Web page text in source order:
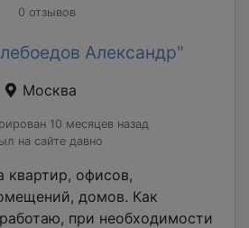
0 отзывов
Александр"
Москва
10 месяцев назад
на сайте давно
квартир, офисов,
домов. Как
при необходимости